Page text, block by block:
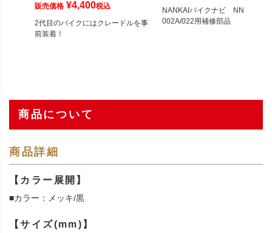
販売価格 ¥4,400税込
2代目のバイクにはクレードルを事
前装着！
NANKAIバイクナビ NNV-
002A/022用補修部品
商品について
商品詳細
【カラー展開】
■カラー：メッキ/黒
【サイズ(mm)】